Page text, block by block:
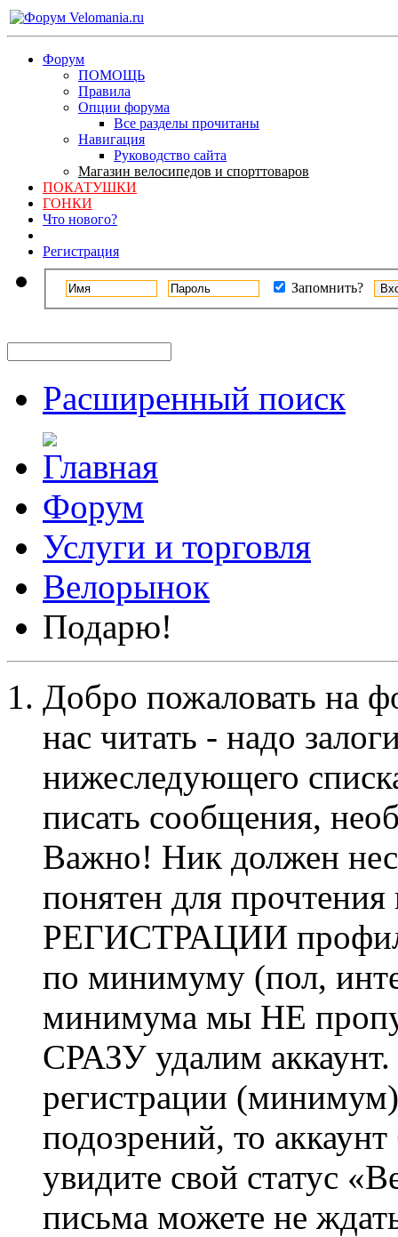
Форум
ПОМОЩЬ
Правила
Опции форума
Все разделы прочитаны
Навигация
Руководство сайта
Магазин велосипедов и спорттоваров
ПОКАТУШКИ
ГОНКИ
Что нового?
Регистрация
Запомнить?
Расширенный поиск
Форум
Услуги и торговля
Велорынок
Подарю!
Добро пожаловать на
нас читать - надо
нижеследующего
писать сообщения,
Важно! Ник должен
понятен для
РЕГИСТРАЦИИ профиль
по минимуму (пол,
минимума мы НЕ
СРАЗУ удалим
регистрации
подозрений, то
увидите свой статус
письма можете не